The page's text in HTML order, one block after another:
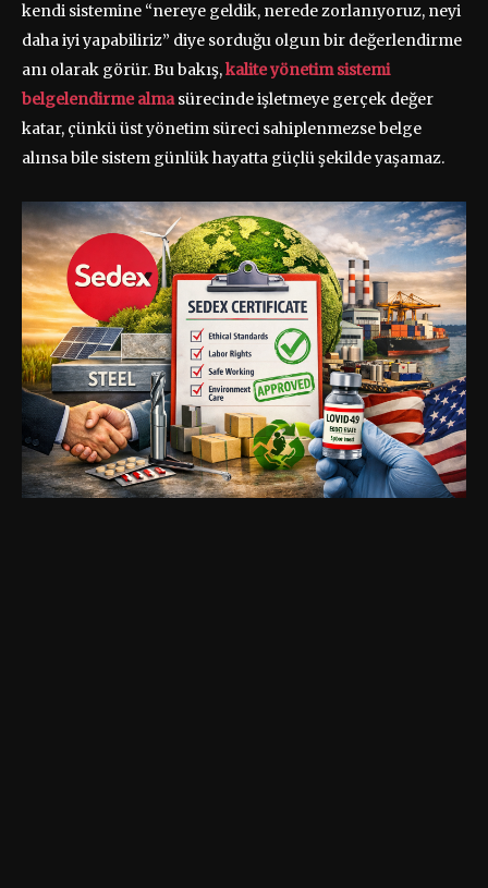
kendi sistemine “nereye geldik, nerede zorlanıyoruz, neyi
daha iyi yapabiliriz” diye sorduğu olgun bir değerlendirme
anı olarak görür. Bu bakış,kalite yönetim sistemi
belgelendirme almasürecinde işletmeye gerçek değer
katar, çünkü üst yönetim süreci sahiplenmezse belge
alınsa bile sistem günlük hayatta güçlü şekilde yaşamaz.